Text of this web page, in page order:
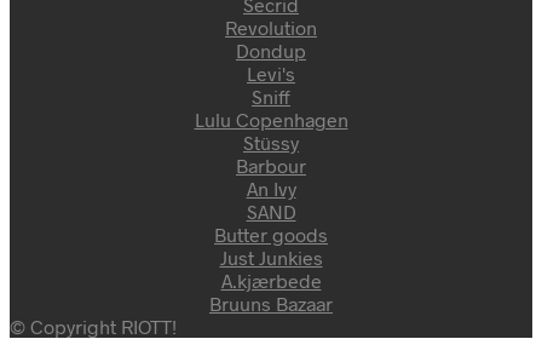
Revolution
Dondup
Levi's
Sniff
Lulu Copenhagen
Stüssy
Barbour
An Ivy
SAND
Butter goods
Just Junkies
A.kjærbede
Bruuns Bazaar
© Copyright RIOTT!